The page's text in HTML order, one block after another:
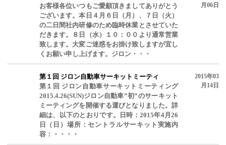
お客様各位いつもご愛顧頂きましてありがとう
ございます。本日４月６日（月）、７日（火）
の二日間社内研修のため臨時休業とさせていた
だきます。８日（水）１０：００より通常営業
致します。大変ご迷惑をお掛け致しますが宜し
くお願い申し上げます。ジロン・・・
月06日
第１回 ジロン自動車サーキットミーティ
第１回 ジロン自動車サーキットミーティング
2015.4.26(SUN)ジロン自動車”初”のサーキット
ミーティングを開催する運びとなりました。詳
細は、以下のとおりです。日時：2015年4月26
日（日）場所：セントラルサーキット実施内
容：・・・・
2015年03
月14日